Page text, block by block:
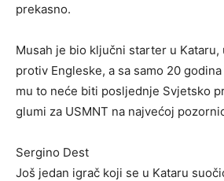
prekasno.
Musah je bio ključni starter u
protiv Engleske, a sa samo 20
mu to neće biti posljednje Svjetsko
glumi za USMNT na najvećoj
Sergino Dest
Još jedan igrač koji se u Kataru